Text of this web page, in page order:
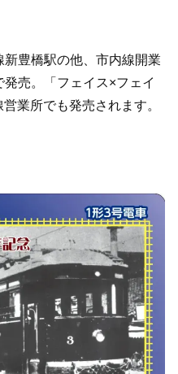
豊橋駅の他、市内線開業
売。「フェイス×フェイ
業所でも発売されます。